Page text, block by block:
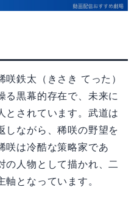
鉄太（きさき てった）
る黒幕的存在で、未来に
とされています。武道は
しながら、稀咲の野望を
咲は冷酷な策略家であ
の人物として描かれ、二
軸となっています。